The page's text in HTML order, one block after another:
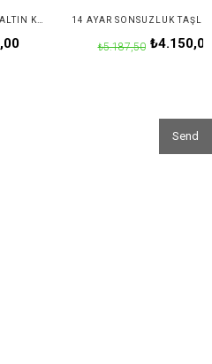
14 AYAR KELEBEK TAŞLI ALTIN KOLYE UCU
₺4.150,00
₺5.187,50
Send